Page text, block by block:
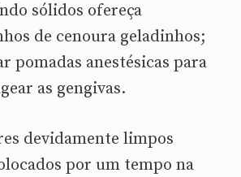
sólidos ofereça
de cenoura geladinhos;
pomadas anestésicas para
as gengivas.
devidamente limpos
por um tempo na